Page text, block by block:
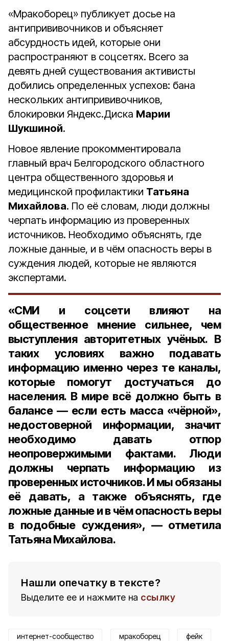
«Мракоборец» публикует досье на
антипрививочников и объясняет
абсурдность идей, которые они
распространяют в соцсетях. Всего за
девять дней существования активисты
добились определенных успехов: бана
нескольких антипрививочников,
блокировки Яндекс.Диска Марии
Шукшиной.
Новое явление прокомментировала
главный врач Белгородского областного
центра общественного здоровья и
медицинской профилактики Татьяна
Михайлова. По её словам, люди должны
черпать информацию из проверенных
источников. Необходимо объяснять, где
ложные данные, и в чём опасность веры в
суждения людей, которые не являются
экспертами.
«СМИ и соцсети влияют на
общественное мнение сильнее, чем
выступления авторитетных учёных. В
таких условиях важно подавать
информацию именно через те каналы,
которые помогут достучаться до
населения. В мире всё должно быть в
балансе — если есть масса «чёрной»,
недостоверной информации, значит
необходимо давать отпор
неопровержимыми фактами. Люди
должны черпать информацию из
проверенных источников. И мы обязаны
её давать, а также объяснять, где
ложные данные и в чём опасность веры
в подобные суждения», — отметила
Татьяна Михайлова.
Нашли опечатку в тексте?
Выделите ее и нажмите на ссылку
интернет-сообщество мракоборец фейк